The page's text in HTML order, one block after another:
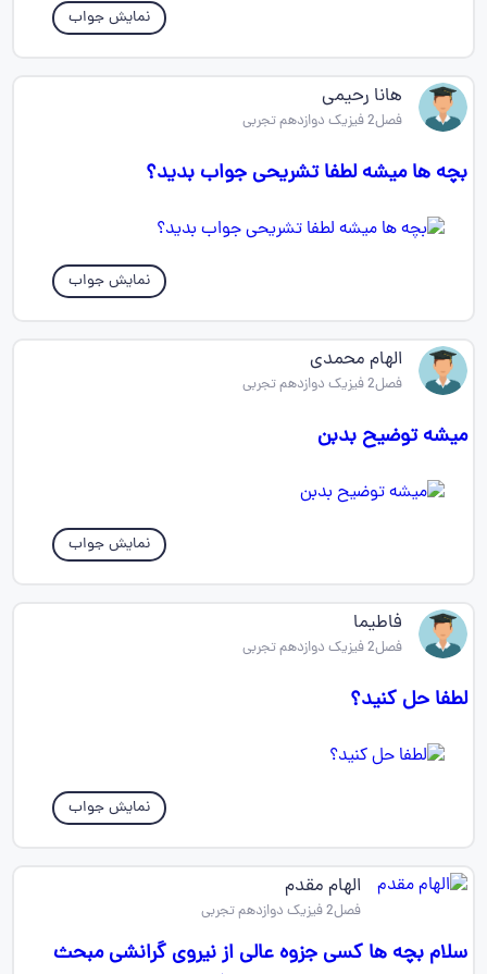
نمایش جواب
هانا رحیمی
فصل2 فیزیک دوازدهم تجربی
بچه ها میشه لطفا تشریحی جواب بدید؟
نمایش جواب
الهام محمدی
فصل2 فیزیک دوازدهم تجربی
میشه توضیح بدبن
نمایش جواب
فاطیما
فصل2 فیزیک دوازدهم تجربی
لطفا حل کنید؟
نمایش جواب
الهام مقدم
فصل2 فیزیک دوازدهم تجربی
سلام بچه ها کسی جزوه عالی از نیروی گرانشی مبحث